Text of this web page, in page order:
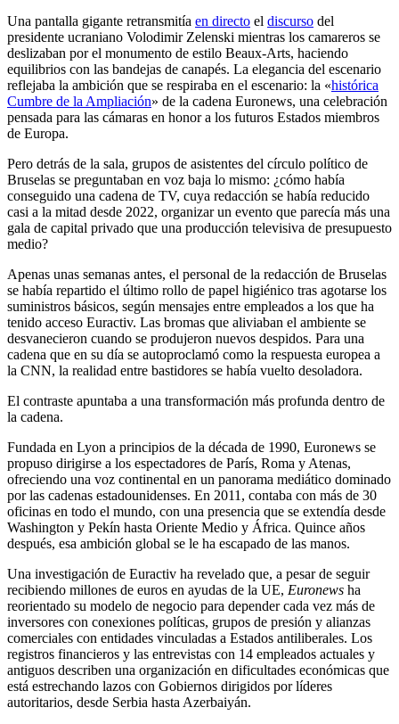
Una pantalla gigante retransmitía en directo el discurso del
presidente ucraniano Volodimir Zelenski mientras los camareros se
deslizaban por el monumento de estilo Beaux-Arts, haciendo
equilibrios con las bandejas de canapés. La elegancia del escenario
reflejaba la ambición que se respiraba en el escenario: la «histórica
Cumbre de la Ampliación» de la cadena Euronews, una celebración
pensada para las cámaras en honor a los futuros Estados miembros
de Europa.
Pero detrás de la sala, grupos de asistentes del círculo político de
Bruselas se preguntaban en voz baja lo mismo: ¿cómo había
conseguido una cadena de TV, cuya redacción se había reducido
casi a la mitad desde 2022, organizar un evento que parecía más una
gala de capital privado que una producción televisiva de presupuesto
medio?
Apenas unas semanas antes, el personal de la redacción de Bruselas
se había repartido el último rollo de papel higiénico tras agotarse los
suministros básicos, según mensajes entre empleados a los que ha
tenido acceso Euractiv. Las bromas que aliviaban el ambiente se
desvanecieron cuando se produjeron nuevos despidos. Para una
cadena que en su día se autoproclamó como la respuesta europea a
la CNN, la realidad entre bastidores se había vuelto desoladora.
El contraste apuntaba a una transformación más profunda dentro de
la cadena.
Fundada en Lyon a principios de la década de 1990, Euronews se
propuso dirigirse a los espectadores de París, Roma y Atenas,
ofreciendo una voz continental en un panorama mediático dominado
por las cadenas estadounidenses. En 2011, contaba con más de 30
oficinas en todo el mundo, con una presencia que se extendía desde
Washington y Pekín hasta Oriente Medio y África. Quince años
después, esa ambición global se le ha escapado de las manos.
Una investigación de Euractiv ha revelado que, a pesar de seguir
recibiendo millones de euros en ayudas de la UE, Euronews ha
reorientado su modelo de negocio para depender cada vez más de
inversores con conexiones políticas, grupos de presión y alianzas
comerciales con entidades vinculadas a Estados antiliberales. Los
registros financieros y las entrevistas con 14 empleados actuales y
antiguos describen una organización en dificultades económicas que
está estrechando lazos con Gobiernos dirigidos por líderes
autoritarios, desde Serbia hasta Azerbaiyán.